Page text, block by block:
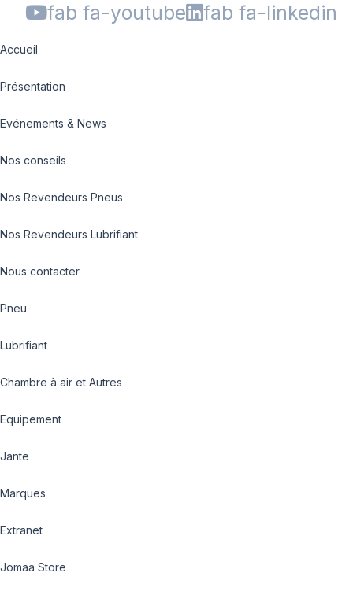
fab fa-youtube
fab fa-linkedin
Accueil
Présentation
Evénements & News
Nos conseils
Nos Revendeurs Pneus
Nos Revendeurs Lubrifiant
Nous contacter
Pneu
Lubrifiant
Chambre à air et Autres
Equipement
Jante
Marques
Extranet
Jomaa Store